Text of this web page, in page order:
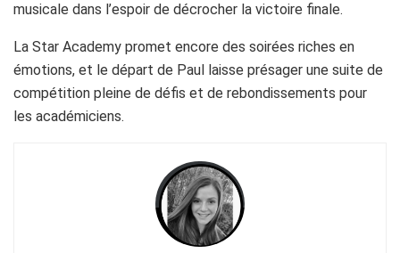
musicale dans l’espoir de décrocher la victoire finale.
La Star Academy promet encore des soirées riches en
émotions, et le départ de Paul laisse présager une suite de
compétition pleine de défis et de rebondissements pour
les académiciens.